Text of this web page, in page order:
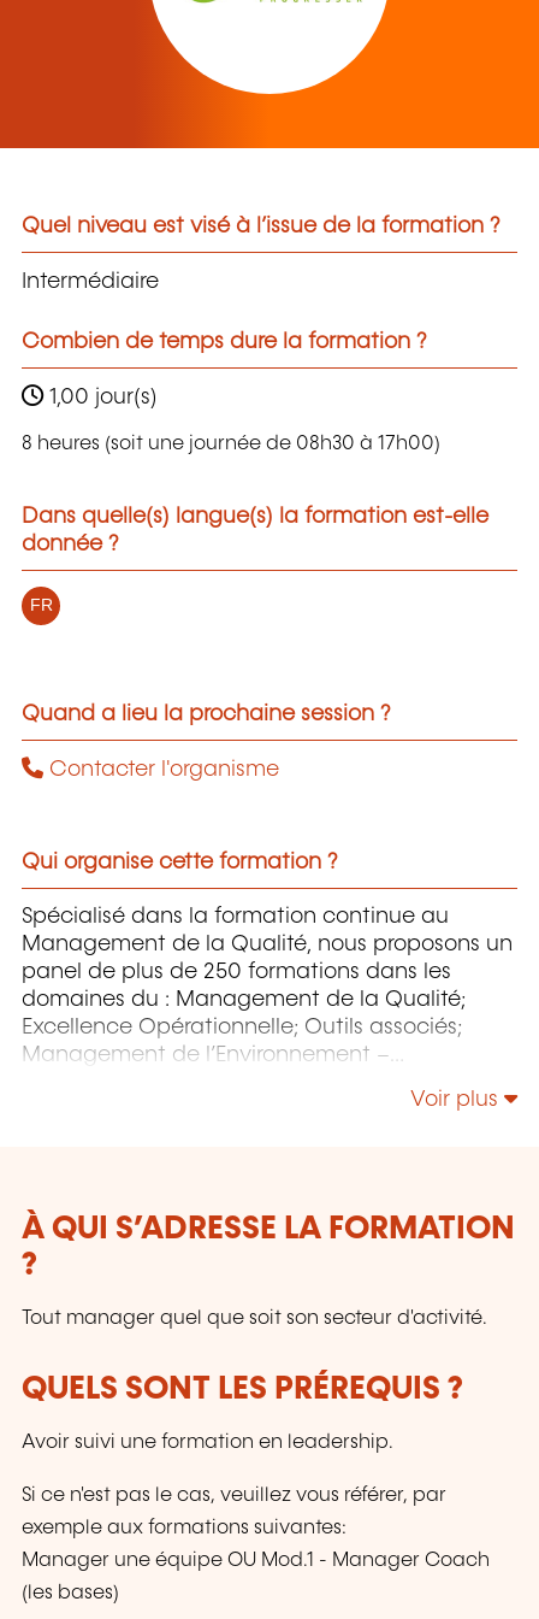
Quel niveau est visé à l’issue de la formation ?
Intermédiaire
Combien de temps dure la formation ?
1,00 jour(s)
8 heures (soit une journée de 08h30 à 17h00)
Dans quelle(s) langue(s) la formation est-elle
donnée ?
FR
Quand a lieu la prochaine session ?
Contacter l'organisme
Qui organise cette formation ?
Spécialisé dans la formation continue au
Management de la Qualité, nous proposons un
panel de plus de 250 formations dans les
domaines du : Management de la Qualité;
Excellence Opérationnelle; Outils associés;
Management de l’Environnement –
Management de la Sécurité et de la Sûreté;
Voir plus
À QUI S’ADRESSE LA FORMATION
?
Tout manager quel que soit son secteur d'activité.
QUELS SONT LES PRÉREQUIS ?
Avoir suivi une formation en leadership.
Si ce n'est pas le cas, veuillez vous référer, par
exemple aux formations suivantes:
Manager une équipe OU Mod.1 - Manager Coach
(les bases)